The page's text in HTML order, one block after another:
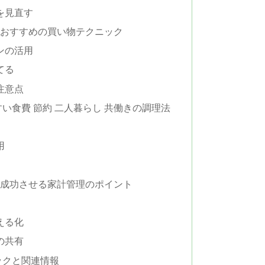
見直す
すすめの買い物テクニック
の活用
る
意点
食費 節約 二人暮らし 共働きの調理法
功させる家計管理のポイント
る化
共有
と関連情報